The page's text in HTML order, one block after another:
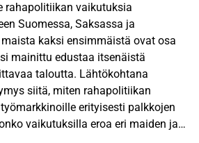
rahapolitiikan vaikutuksia
Suomessa, Saksassa ja
kaksi ensimmäistä ovat osa
mainittu edustaa itsenäistä
taloutta. Lähtökohtana
siitä, miten rahapolitiikan
erityisesti palkkojen
vaikutuksilla eroa eri maiden ja